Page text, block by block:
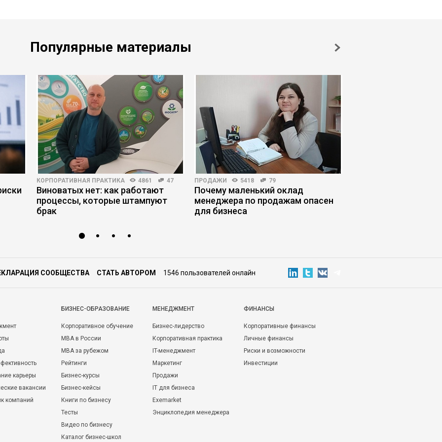
Популярные материалы
КОРПОРАТИВНАЯ ПРАКТИКА 4861 47
Виноватых нет: как работают
процессы, которые штампуют
брак
ПРОДАЖИ 5418 79
Почему маленький оклад
менеджера по продажам опасен
для бизнеса
СООБЩЕСТВА СТАТЬ АВТОРОМ 1546 пользователей онлайн
карьеры
вакансии
компаний
БИЗНЕС-ОБРАЗОВАНИЕ
Корпоративное обучение
MBA в России
MBA за рубежом
Рейтинги
Бизнес-курсы
Бизнес-кейсы
Книги по бизнесу
Тесты
Видео по бизнесу
Каталог бизнес-школ
МЕНЕДЖМЕНТ
Бизнес-лидерство
Корпоративная практика
IT-менеджмент
Маркетинг
Продажи
IT для бизнеса
Exemarket
Энциклопедия менеджера
ФИНАНСЫ
Корпоративные финансы
Личные финансы
Риски и возможности
Инвестиции